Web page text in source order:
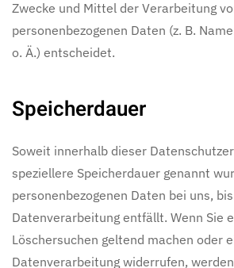
Zwecke und Mittel der Verarbeitung
personenbezogenen Daten (z. B.
o. Ä.) entscheidet.
Speicherdauer
Soweit innerhalb dieser
speziellere Speicherdauer genannt
personenbezogenen Daten bei uns,
Datenverarbeitung entfällt. Wenn Sie
Löschersuchen geltend machen oder
Datenverarbeitung widerrufen,